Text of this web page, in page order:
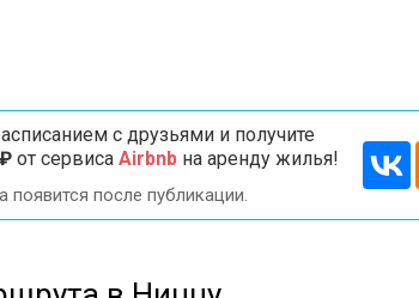
с друзьями и получите
от сервиса Airbnbна аренду жилья!
появится после публикации.